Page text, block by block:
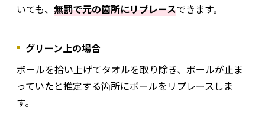
いても、 無罰で元の箇所にリプレースできます。
グリーン上の場合
ボールを拾い上げてタオルを取り除き、ボールが止ま
っていたと推定する箇所にボールをリプレースしま
す。